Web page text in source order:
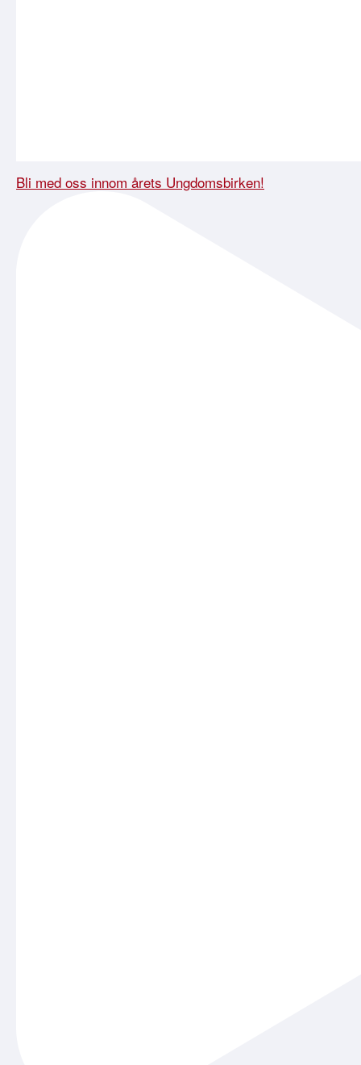
Bli med oss innom årets Ungdomsbirken!